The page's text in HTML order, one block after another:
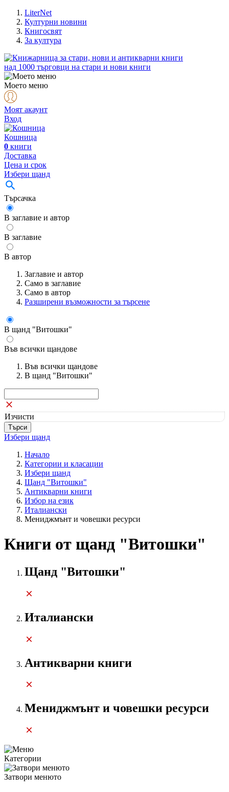
LiterNet
Културни новини
Книгосвят
За култура
над 1000 търговци на стари и нови книги
Моето меню
Моят акаунт
Вход
Кошница
0 книги
Доставка
Цена и срок
Избери щанд
Търсачка
В заглавие и автор
В заглавие
В автор
Заглавие и автор
Само в заглавие
Само в автор
Разширени възможности за търсене
В щанд "Витошки"
Във всички щандове
Във всички щандове
В щанд "Витошки"
Изчисти
Избери щанд
Начало
Категории и класации
Избери щанд
Щанд "Витошки"
Антикварни книги
Избор на език
Италиански
Мениджмънт и човешки ресурси
Книги от щанд "Витошки"
Щанд "Витошки"
Италиански
Антикварни книги
Мениджмънт и човешки ресурси
Категории
Затвори менюто